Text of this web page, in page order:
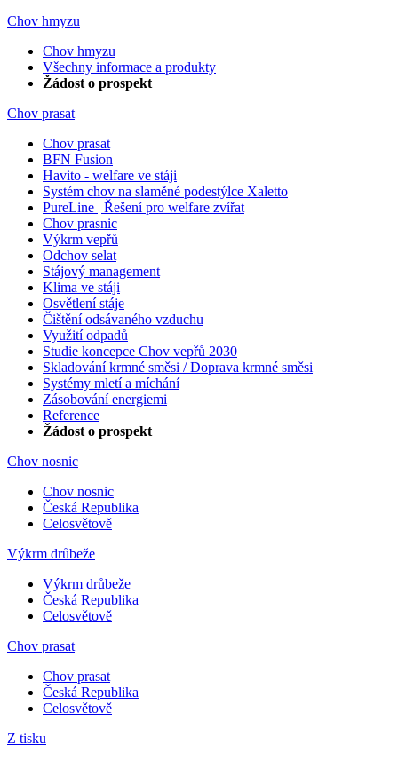
Chov hmyzu
Chov hmyzu
Všechny informace a produkty
Žádost o prospekt
Chov prasat
Chov prasat
BFN Fusion
Havito - welfare ve stáji
Systém chov na slaměné podestýlce Xaletto
PureLine | Řešení pro welfare zvířat
Chov prasnic
Výkrm vepřů
Odchov selat
Stájový management
Klima ve stáji
Osvětlení stáje
Čištění odsávaného vzduchu
Využití odpadů
Studie koncepce Chov vepřů 2030
Skladování krmné směsi / Doprava krmné směsi
Systémy mletí a míchání
Zásobování energiemi
Reference
Žádost o prospekt
Chov nosnic
Chov nosnic
Česká Republika
Celosvětově
Výkrm drůbeže
Výkrm drůbeže
Česká Republika
Celosvětově
Chov prasat
Chov prasat
Česká Republika
Celosvětově
Z tisku